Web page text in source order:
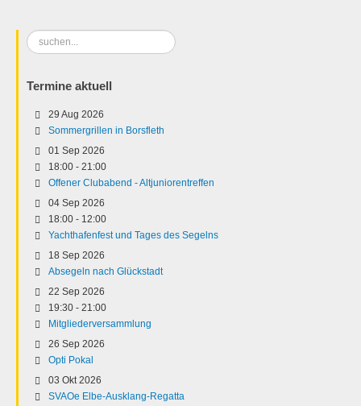
Suchen
...
Termine aktuell
29 Aug 2026
Sommergrillen in Borsfleth
01 Sep 2026
18:00 - 21:00
Offener Clubabend - Altjuniorentreffen
04 Sep 2026
18:00 - 12:00
Yachthafenfest und Tages des Segelns
18 Sep 2026
Absegeln nach Glückstadt
22 Sep 2026
19:30 - 21:00
Mitgliederversammlung
26 Sep 2026
Opti Pokal
03 Okt 2026
SVAOe Elbe-Ausklang-Regatta